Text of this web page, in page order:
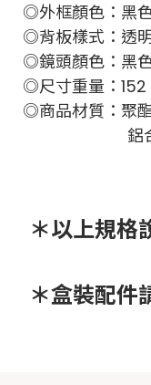
◎外框顏色：黑
◎背板樣式：透
◎鏡頭顏色：黑
◎尺寸重量：
◎商品材質：聚
鋁合金 (
＊以上規格
＊盒裝配件